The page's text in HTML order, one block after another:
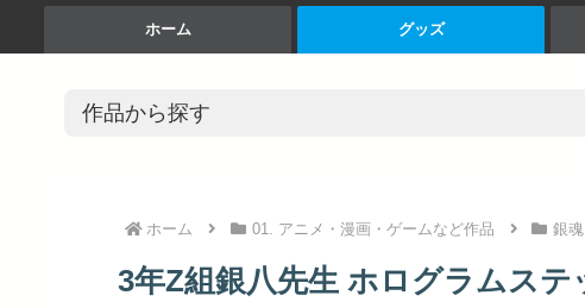
ホーム グッズ
ホーム 01. アニメ・漫画・ゲームなど作品 銀
3年Z組銀八先生 ホログラムス